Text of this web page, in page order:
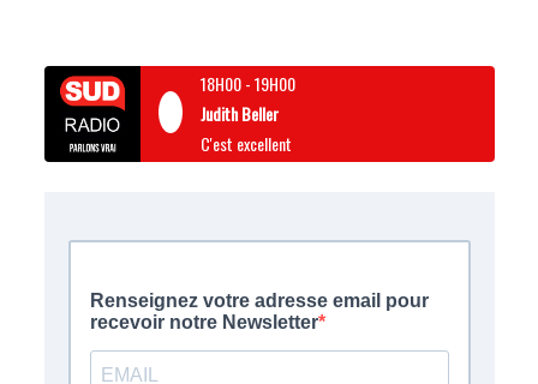
18H00-19H00
Judith Beller
C'est excellent